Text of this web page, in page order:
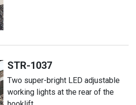
STR-1037
Two super-bright LED adjustable
working lights at the rear of the